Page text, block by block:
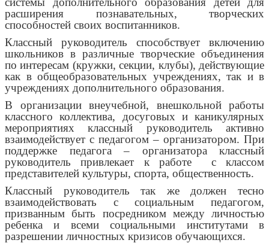
расширения познавательных, творческих
способностей своих воспитанников.
Классный руководитель способствует включению
школьников в различные творческие объединения
по интересам (кружки, секции, клубы), действующие
как в общеобразовательных учреждениях, так и в
учреждениях дополнительного образования.
В организации внеучебной, внешкольной работы
классного коллектива, досуговых и каникулярных
мероприятиях классный руководитель активно
взаимодействует с педагогом – организатором. При
поддержке педагога – организатора классный
руководитель привлекает к работе с классом
представителей культуры, спорта, общественность.
Классный руководитель так же должен тесно
взаимодействовать с социальным педагогом,
призванным быть посредником между личностью
ребенка и всеми социальными институтами в
разрешении личностных кризисов обучающихся.